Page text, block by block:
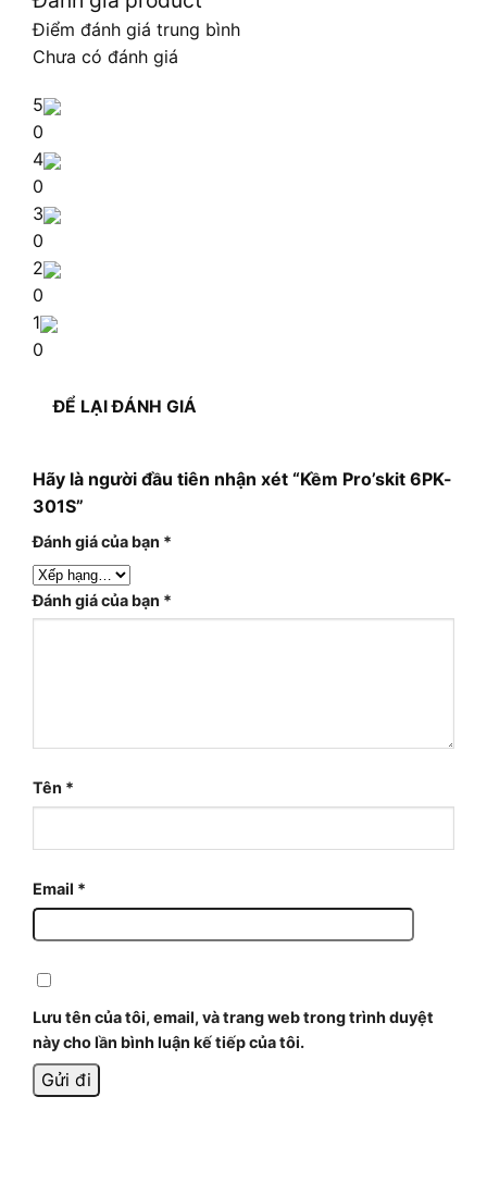
Điểm đánh giá trung bình
Chưa có đánh giá
5
0
4
0
3
0
2
0
1
0
ĐỂ LẠI ĐÁNH GIÁ
Hãy là người đầu tiên nhận xét “Kềm Pro’skit 6PK-
301S”
Đánh giá của bạn *
Đánh giá của bạn *
Tên *
Email *
Lưu tên của tôi, email, và trang web trong trình duyệt
này cho lần bình luận kế tiếp của tôi.